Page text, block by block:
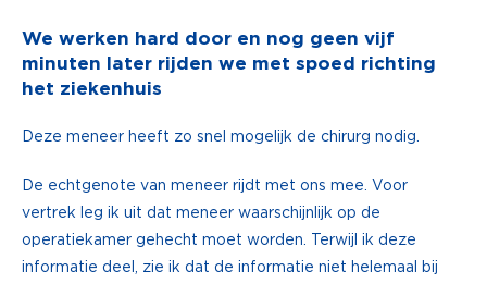
We werken hard door en nog geen vijf
minuten later rijden we met spoed richting
het ziekenhuis
Deze meneer heeft zo snel mogelijk de chirurg nodig.
De echtgenote van meneer rijdt met ons mee. Voor
vertrek leg ik uit dat meneer waarschijnlijk op de
operatiekamer gehecht moet worden. Terwijl ik deze
informatie deel, zie ik dat de informatie niet helemaal bij